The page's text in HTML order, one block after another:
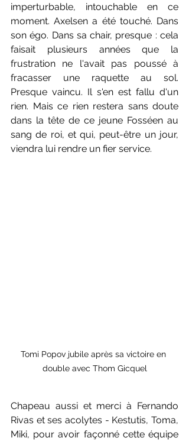
imperturbable, intouchable en ce
moment. Axelsen a été touché. Dans
son égo. Dans sa chair, presque : cela
faisait plusieurs années que la
frustration ne l'avait pas poussé à
fracasser une raquette au sol.
Presque vaincu. Il s'en est fallu d'un
rien. Mais ce rien restera sans doute
dans la tête de ce jeune Fosséen au
sang de roi, et qui, peut-être un jour,
viendra lui rendre un fier service.
Tomi Popov jubile après sa victoire en
double avec Thom Gicquel
Chapeau aussi et merci à Fernando
Rivas et ses acolytes - Kestutis, Toma,
Miki, pour avoir façonné cette équipe